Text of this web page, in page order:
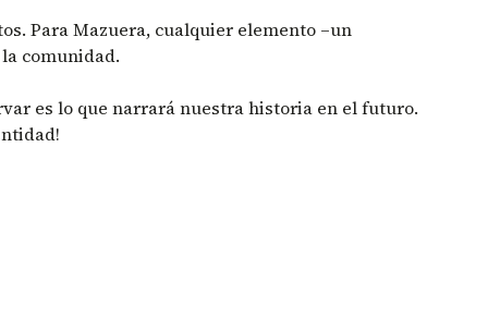
Para Mazuera, cualquier elemento –un
comunidad.
es lo que narrará nuestra historia en el futuro.